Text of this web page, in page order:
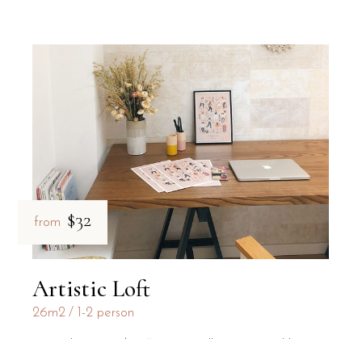
from $32
Artistic Loft
26m2 1-2 person